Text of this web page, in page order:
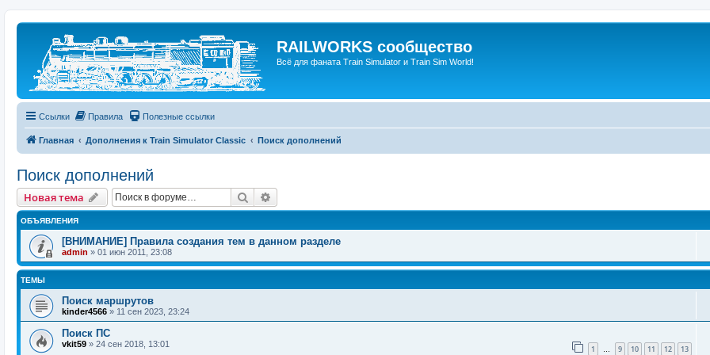
RAILWORKS сообщество
Всё для фаната Train Simulator и Train Sim World!
Ссылки Правила Полезные ссылки
Главная Дополнения к Train Simulator Classic Поиск дополнений
Поиск дополнений
Новая тема Поиск
ОБЪЯВЛЕНИЯ
[ВНИМАНИЕ] Правила создания тем в данном разделе
admin » 01 июн 2011, 23:08
ТЕМЫ
Поиск маршрутов
kinder4566 » 11 сен 2023, 23:24
Поиск ПС
vkit59 » 24 сен 2018, 13:01 1 … 9 10 11 12 13